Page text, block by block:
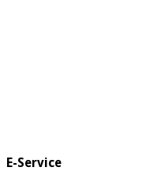
E-Service